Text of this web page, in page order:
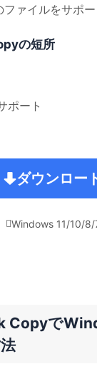
ァイルをサポー
の短所
ポート
ダウンロー
Windows 11/10/8/
Copyで